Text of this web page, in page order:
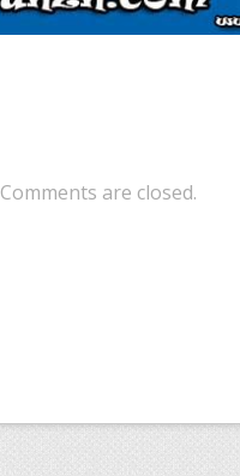
Comments are closed.